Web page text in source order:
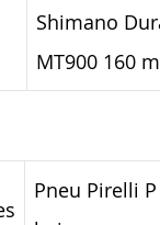
Shimano
MT900 160
Pneu Pirelli